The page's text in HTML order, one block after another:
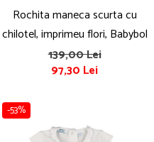
Rochita maneca scurta cu
chilotel, imprimeu flori, Babybol
139,00 Lei
97,30 Lei
-53%